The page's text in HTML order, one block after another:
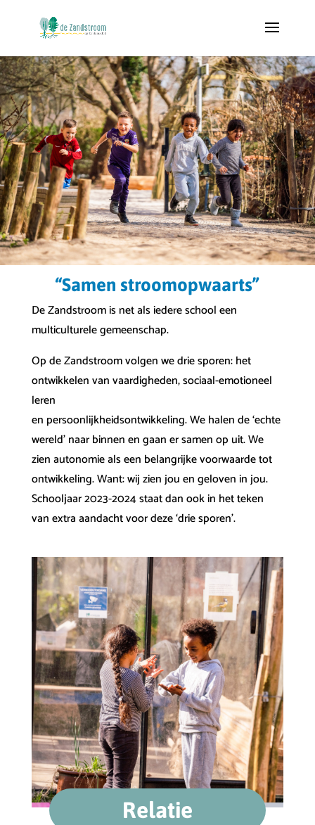
“Samen stroomopwaarts”
De Zandstroom is net als iedere school een
multiculturele gemeenschap.
Op de Zandstroom volgen we drie sporen: het
ontwikkelen van vaardigheden, sociaal-emotioneel
leren
en persoonlijkheidsontwikkeling. We halen de ‘echte
wereld’ naar binnen en gaan er samen op uit. We
zien autonomie als een belangrijke voorwaarde tot
ontwikkeling. Want: wij zien jou en geloven in jou.
Schooljaar 2023-2024 staat dan ook in het teken
van extra aandacht voor deze ‘drie sporen’.
Relatie